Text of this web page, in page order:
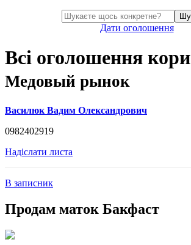
Дати оголошення
Всі оголошення
Медовый рынок
Василюк Вадим Олександрович
0982402919
Надіслати листа
В записник
Продам маток Бакфаст